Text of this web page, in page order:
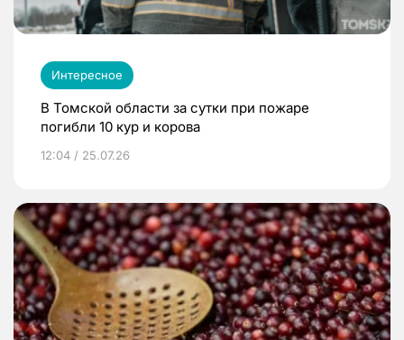
Интересное
В Томской области за сутки при пожаре
погибли 10 кур и корова
12:04 / 25.07.26